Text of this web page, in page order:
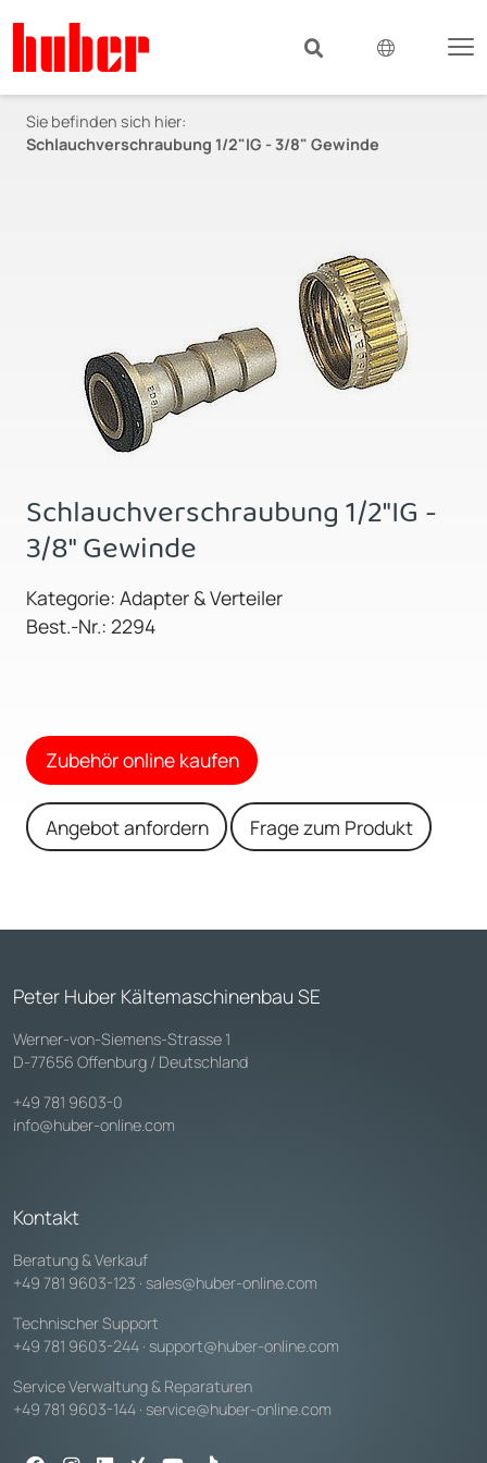
Sie befinden sich hier:
Schlauchverschraubung 1/2"IG - 3/8" Gewinde
Schlauchverschraubung 1/2"IG -
3/8" Gewinde
Kategorie: Adapter & Verteiler
Best.-Nr.: 2294
Zubehör online kaufen
Angebot anfordern Frage zum Produkt
Peter Huber Kältemaschinenbau SE
Werner-von-Siemens-Strasse 1
D-77656 Offenburg / Deutschland
+49 781 9603-0
info@huber-online.com
Kontakt
Beratung & Verkauf
+49 781 9603-123 · sales@huber-online.com
Technischer Support
+49 781 9603-244 · support@huber-online.com
Service Verwaltung & Reparaturen
+49 781 9603-144 · service@huber-online.com